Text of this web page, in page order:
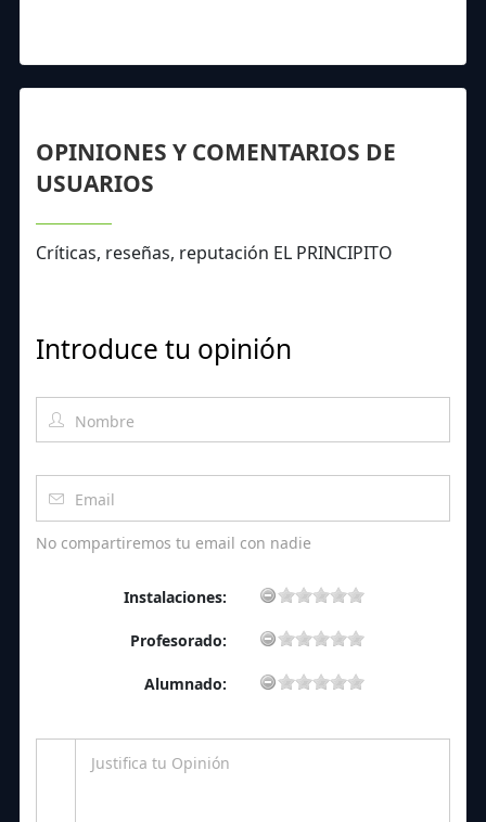
OPINIONES Y COMENTARIOS DE
USUARIOS
Críticas, reseñas, reputación EL PRINCIPITO
Introduce tu opinión
No compartiremos tu email con nadie
Instalaciones:
Profesorado:
Alumnado: